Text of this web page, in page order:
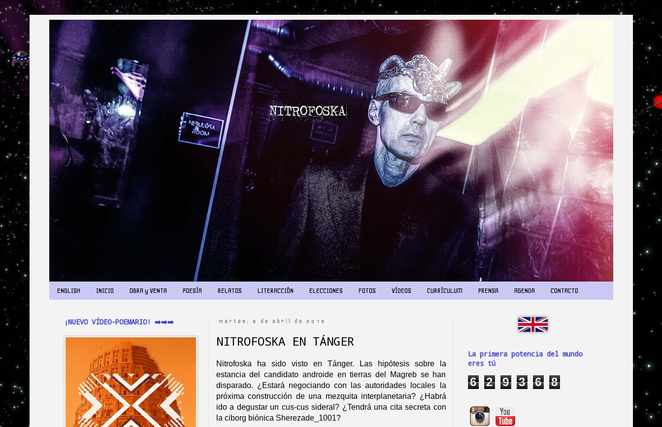
ENGLISH INICIO OBRA y VENTA POESÍA RELATOS LITERACCIÓN ELECCIONES FOTOS VÍDEOS CURRÍCULUM PRENSA AGENDA CONTACTO
martes, 9 de abril de 2019
NITROFOSKA EN TÁNGER
Nitrofoska ha sido visto en Tánger. Las hipótesis sobre la
estancia del candidato androide en tierras del Magreb se han
disparado. ¿Estará negociando con las autoridades locales la
próxima construcción de una mezquita interplanetaria? ¿Habrá
ido a degustar un cus-cus sideral? ¿Tendrá una cita secreta con
la ciborg biónica Sherezade_ 1001?
¡NUEVO VÍDEO-POEMARIO! ➡️➡️➡️
La primera potencia del mundo
eres tú
6 2 9 3 6 8